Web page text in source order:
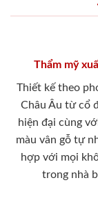
Thẩm mỹ
Thiết kế theo
Châu Âu từ cổ
hiện đại cùng
màu vân gỗ tự
hợp với mọi
trong nhà